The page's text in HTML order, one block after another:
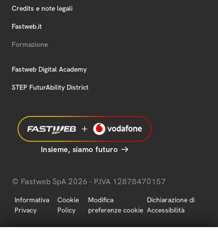
Credits e note legali
Fastweb.it
Formazione
Fastweb Digital Academy
STEP FuturAbility District
Insieme, siamo futuro
© Fastweb SpA 2026 - P.IVA 12878470157
Informativa
Privacy
Cookie
Policy
Modifica
preferenze cookie
Dichiarazione di
Accessibilità